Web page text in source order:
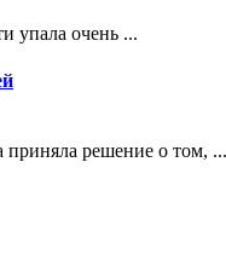
упала очень ...
приняла решение о том, ...